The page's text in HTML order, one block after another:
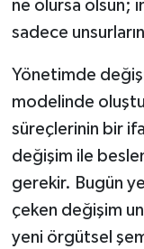
ne olursa olsun;
sadece
Yönetimde
modelinde
süreçlerinin bir
değişim ile
gerekir. Bugün
çeken değişim
yeni örgütsel